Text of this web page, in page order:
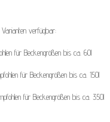
verfügbar:
für Beckengrößen bis ca. 60l
für Beckengrößen bis ca. 150l
für Beckengrößen bis ca. 350l